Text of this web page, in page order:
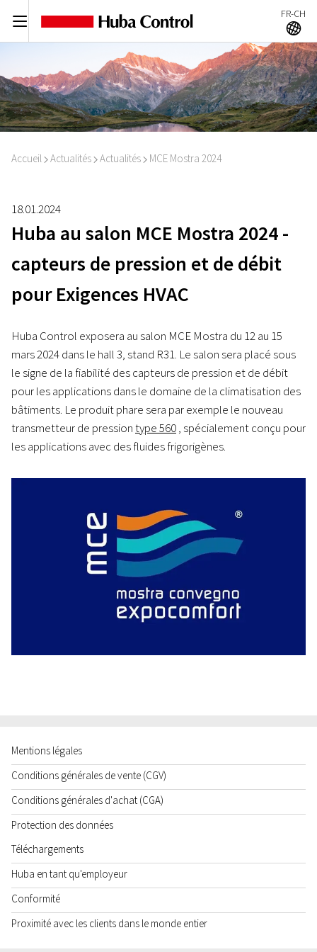
C FR-CH
A
Accueil I Actualités I Actualités I MCE Mostra 2024
18.01.2024
Huba au salon MCE Mostra 2024 -
capteurs de pression et de débit
pour Exigences HVAC
Huba Control exposera au salon MCE Mostra du 12 au 15
mars 2024 dans le hall 3, stand R31. Le salon sera placé sous
le signe de la fiabilité des capteurs de pression et de débit
pour les applications dans le domaine de la climatisation des
bâtiments. Le produit phare sera par exemple le nouveau
transmetteur de pressiontype 560, spécialement conçu pour
les applications avec des fluides frigorigènes.
Mentions légales
Conditions générales de vente (CGV)
Conditions générales d'achat (CGA)
Protection des données
Téléchargements
Huba en tant qu'employeur
Conformité
Proximité avec les clients dans le monde entier